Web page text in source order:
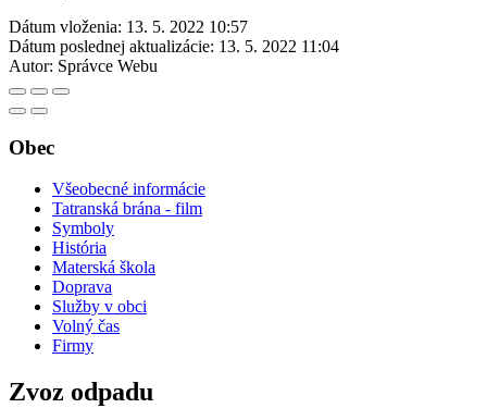
Dátum vloženia: 13. 5. 2022 10:57
Dátum poslednej aktualizácie: 13. 5. 2022 11:04
Autor: Správce Webu
Obec
Všeobecné informácie
Tatranská brána - film
Symboly
História
Materská škola
Doprava
Služby v obci
Volný čas
Firmy
Zvoz odpadu